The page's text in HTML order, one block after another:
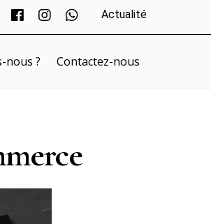
Actualité
nous ? Contactez-nous